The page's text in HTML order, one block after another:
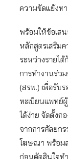
ความขัดแย้งท
พร้อมให้ข้อเส
หลักสูตรเสริม
ระหว่างรายไ
การทำงานร่ว
(สรพ.) เพื่อรับ
ทะเบียนแพทย์
ได้ง่าย จัดตั้งก
จากการศัลยก
โฆษณา พร้อม
ก่อนตัดสินใจท